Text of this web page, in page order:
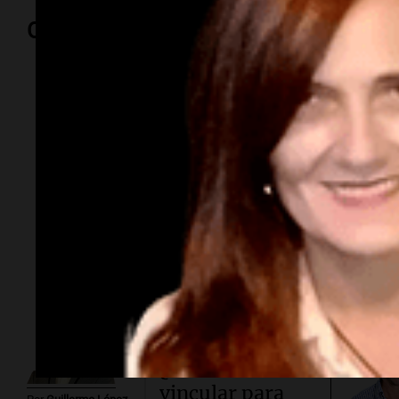
Opinión
Subasta
millonaria.
¿Cuánto cuesta
vincular para
Por